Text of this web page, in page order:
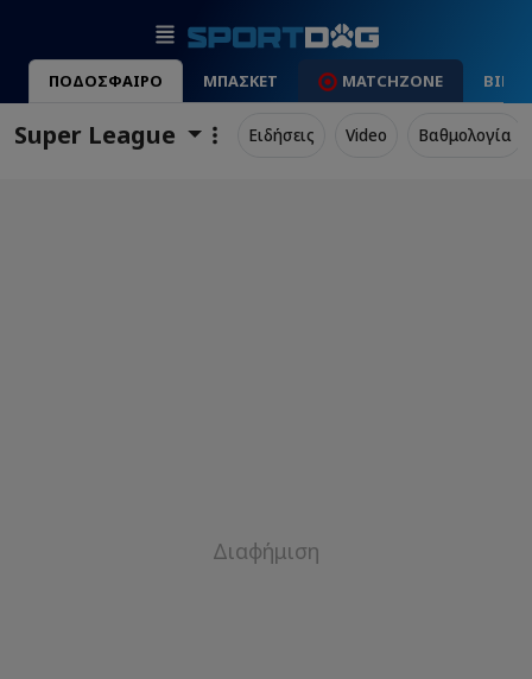
ΠΟΔΟΣΦΑΙΡΟ ΜΠΑΣΚΕΤ MATCHZONE
Super League Ειδήσεις Video Βαθμολογία